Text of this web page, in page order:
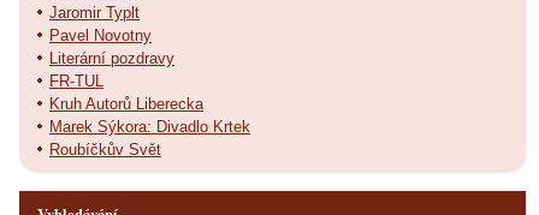
Jaromir Typlt
Pavel Novotny
Literární pozdravy
FR-TUL
Kruh Autorů Liberecka
Marek Sýkora: Divadlo Krtek
Roubíčkův Svět